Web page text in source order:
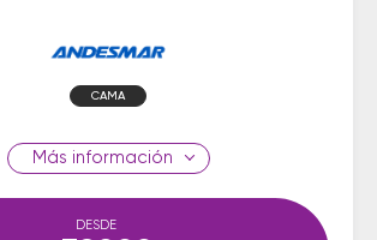
CAMA
información
DESDE